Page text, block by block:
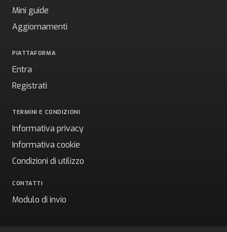
Mini guide
Aggiornamenti
PIATTAFORMA
Entra
Registrati
TERMINI E CONDIZIONI
Informativa privacy
Informativa cookie
Condizioni di utilizzo
CONTATTI
Modulo di invio